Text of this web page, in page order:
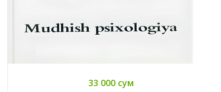
33 000 сум